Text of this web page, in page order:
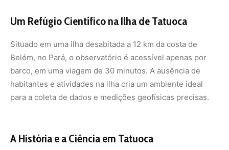
Um Refúgio Científico na Ilha de Tatuoca
Situado em uma ilha desabitada a 12 km da costa de
Belém, no Pará, o observatório é acessível apenas por
barco, em uma viagem de 30 minutos. A ausência de
habitantes e atividades na ilha cria um ambiente ideal
para a coleta de dados e medições geofísicas precisas.
A História e a Ciência em Tatuoca